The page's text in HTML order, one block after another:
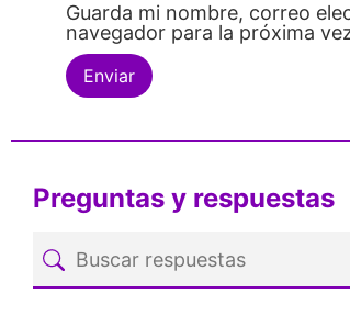
Guarda mi nombre, correo
navegador para la próxima
Preguntas y respuestas